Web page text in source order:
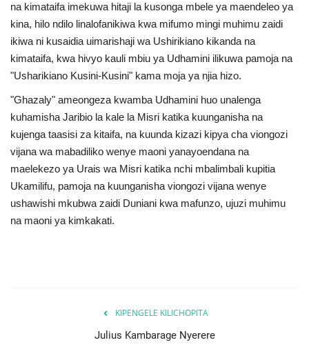
na kimataifa imekuwa hitaji la kusonga mbele ya maendeleo ya
kina, hilo ndilo linalofanikiwa kwa mifumo mingi muhimu zaidi
ikiwa ni kusaidia uimarishaji wa Ushirikiano kikanda na
kimataifa, kwa hivyo kauli mbiu ya Udhamini ilikuwa pamoja na
"Usharikiano Kusini-Kusini" kama moja ya njia hizo.
"Ghazaly" ameongeza kwamba Udhamini huo unalenga
kuhamisha Jaribio la kale la Misri katika kuunganisha na
kujenga taasisi za kitaifa, na kuunda kizazi kipya cha viongozi
vijana wa mabadiliko wenye maoni yanayoendana na
maelekezo ya Urais wa Misri katika nchi mbalimbali kupitia
Ukamilifu, pamoja na kuunganisha viongozi vijana wenye
ushawishi mkubwa zaidi Duniani kwa mafunzo, ujuzi muhimu
na maoni ya kimkakati.
KIPENGELE KILICHOPITA
Julius Kambarage Nyerere